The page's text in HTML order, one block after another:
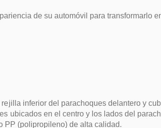
de su automóvil para transformarlo
inferior del parachoques delantero y
ubicados en el centro y los lados del
PP (polipropileno) de alta calidad.